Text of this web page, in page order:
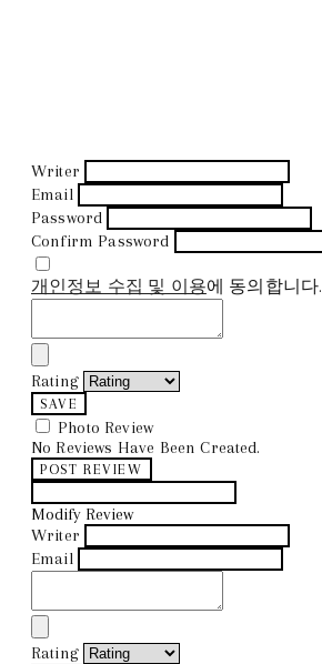
Writer
Email
Password
Confirm Password
개인정보 수집 및 이용에 동의합니다.
Rating
SAVE
Photo Review
No Reviews Have Been Created.
POST REVIEW
Modify Review
Writer
Email
Rating